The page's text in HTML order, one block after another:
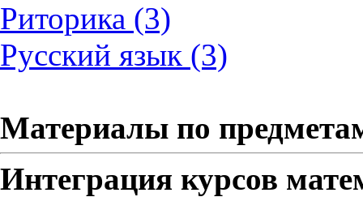
Риторика (3)
Русский язык (3)
Материалы по
Интеграция курсов